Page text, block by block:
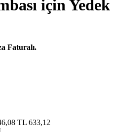
için Yedek
Faturalı.
TL 633,12